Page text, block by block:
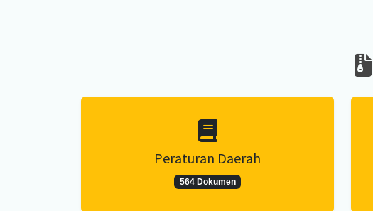
Peraturan Daerah
564 Dokumen